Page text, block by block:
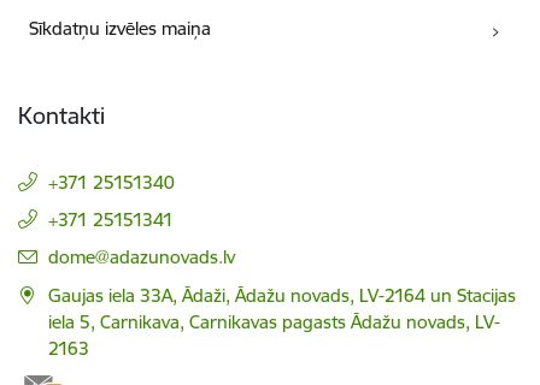
Sīkdatņu izvēles maiņa
Kontakti
+371 25151340
+371 25151341
E-pasts:
dome@adazunovads.lv
Gaujas iela 33A, Ādaži, Ādažu novads, LV-2164 un Stacijas
iela 5, Carnikava, Carnikavas pagasts Ādažu novads, LV-
2163